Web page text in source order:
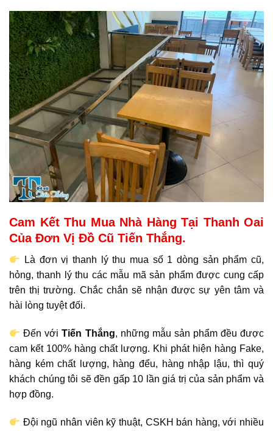
Cam Kết Thu Mua Nhà Hàng Tại Thanh Oai
Của Đơn Vị Đồ Cũ Tiến Thắng.
Là đơn vị thanh lý thu mua số 1 dòng sản phẩm cũ,
hỏng, thanh lý thu các mẫu mã sản phẩm được cung cấp
trên thị trường. Chắc chắn sẽ nhận được sự yên tâm và
hài lòng tuyệt đối.
Đến với Tiến Thắng, những mẫu sản phẩm đều được
cam kết 100% hàng chất lượng. Khi phát hiện hàng Fake,
hàng kém chất lượng, hàng đểu, hàng nhập lậu, thì quý
khách chúng tôi sẽ đền gấp 10 lần giá trị của sản phẩm và
hợp đồng.
Đội ngũ nhân viên kỹ thuật, CSKH bán hàng, với nhiều